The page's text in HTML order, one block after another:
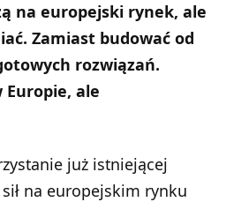
na europejski rynek, ale
Zamiast budować od
rozwiązań.
Europie, ale
już istniejącej
na europejskim rynku